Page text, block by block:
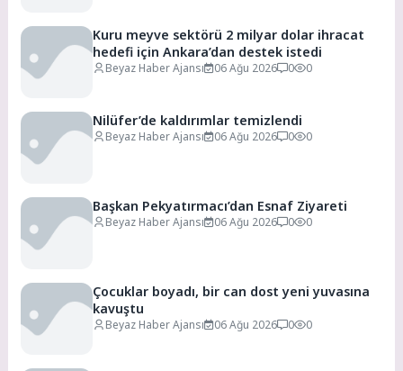
Kuru meyve sektörü 2 milyar dolar ihracat
hedefi için Ankara’dan destek istedi
Beyaz Haber Ajansı 06 Ağu 2026 0 0
Nilüfer’de kaldırımlar temizlendi
Beyaz Haber Ajansı 06 Ağu 2026 0 0
Başkan Pekyatırmacı’dan Esnaf Ziyareti
Beyaz Haber Ajansı 06 Ağu 2026 0 0
Çocuklar boyadı, bir can dost yeni yuvasına
kavuştu
Beyaz Haber Ajansı 06 Ağu 2026 0 0